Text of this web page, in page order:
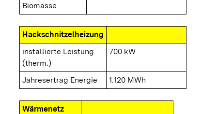
Biomasse
Hackschnitzelheizung
installierte Leistung
(therm.)
700 kW
Jahresertrag Energie 1.120 MWh
Wärmenetz